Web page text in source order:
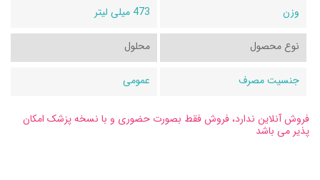
وزن 473 میلی لیتر
نوع محصول محلول
جنسیت مصرف عمومی
فروش آنلاین ندارد، فروش فقط بصورت حضوری و با نسخه پزشک امکان
پذیر می باشد